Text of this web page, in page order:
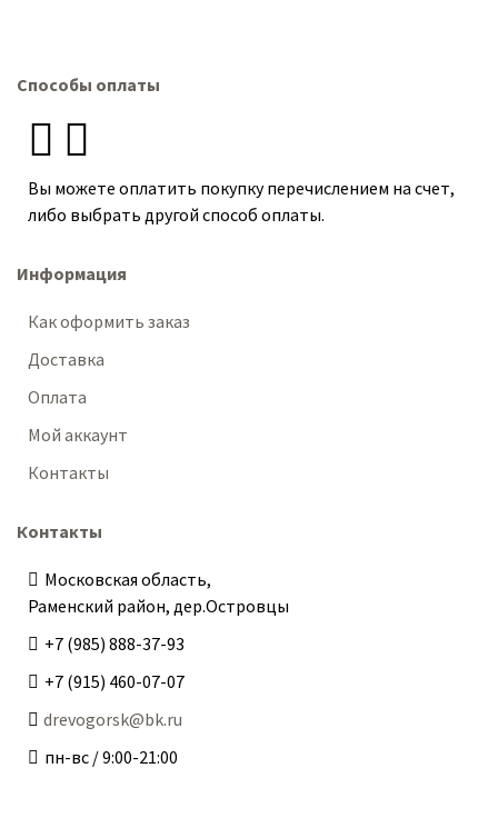
Способы оплаты
Вы можете оплатить покупку перечислением на счет,
либо выбрать другой способ оплаты.
Информация
Как оформить заказ
Доставка
Оплата
Мой аккаунт
Контакты
Контакты
Московская область,
Раменский район, дер.Островцы
+7 (985) 888-37-93
+7 (915) 460-07-07
drevogorsk@bk.ru
пн-вс / 9:00-21:00